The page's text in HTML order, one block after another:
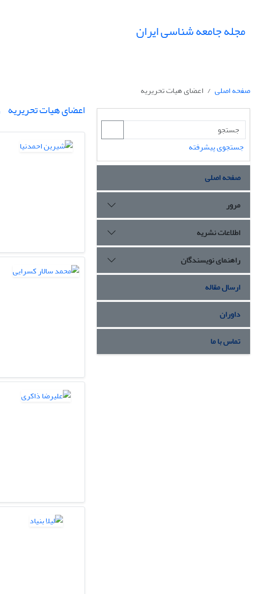
مجله جامعه شناسی ایران
صفحه اصلی اعضای هیات تحریریه
جستجوی پیشرفته
صفحه اصلی
مرور
اطلاعات نشریه
راهنمای نویسندگان
ارسال مقاله
داوران
تماس با ما
اعضای هیات تحریریه